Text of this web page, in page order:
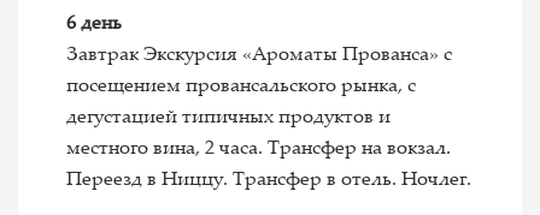
6 день
Завтрак Экскурсия «Ароматы Прованса» с
посещением провансальского рынка, с
дегустацией типичных продуктов и
местного вина, 2 часа. Трансфер на вокзал.
Переезд в Ниццу. Трансфер в отель. Ночлег.